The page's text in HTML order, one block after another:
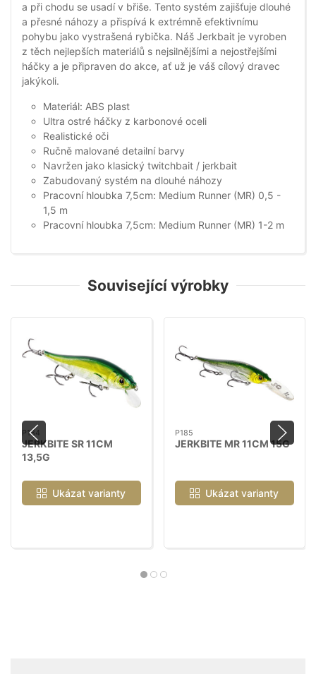
a při chodu se usadí v břiše. Tento systém zajišťuje dlouhé
a přesné náhozy a přispívá k extrémně efektivnímu
pohybu jako vystrašená rybička. Náš Jerkbait je vyroben
z těch nejlepších materiálů s nejsilnějšími a nejostřejšími
háčky a je připraven do akce, ať už je váš cílový dravec
jakýkoli.
Materiál: ABS plast
Ultra ostré háčky z karbonové oceli
Realistické oči
Ručně malované detailní barvy
Navržen jako klasický twitchbait / jerkbait
Zabudovaný systém na dlouhé náhozy
Pracovní hloubka 7,5cm: Medium Runner (MR) 0,5 -
1,5 m
Pracovní hloubka 7,5cm: Medium Runner (MR) 1-2 m
Související výrobky
P184
JERKBITE SR 11CM
13,5G
Ukázat varianty
P185
JERKBITE MR 11CM 15G
Ukázat varianty